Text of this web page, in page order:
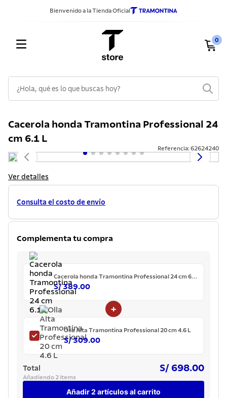
Bienvenido a la Tienda Oficial
0
Cacerola honda Tramontina Professional 24
cm 6.1 L
Referencia:62624240
Ver detalles
Consulta el costo de envío
Complementa tu compra
Cacerola honda Tramontina Professional 24 cm 6.1
L
S/ 389.00
+
Olla Alta Tramontina Professional 20 cm 4.6 L
S/ 309.00
Total S/ 698.00
Añadiendo 2 items
Añadir 2 artículos al carrito
1.
sarten
2.
ollas
cuchillos
4.
cubiertos
5
juego ollas
lavadero
acero inoxidable
tetera
grano